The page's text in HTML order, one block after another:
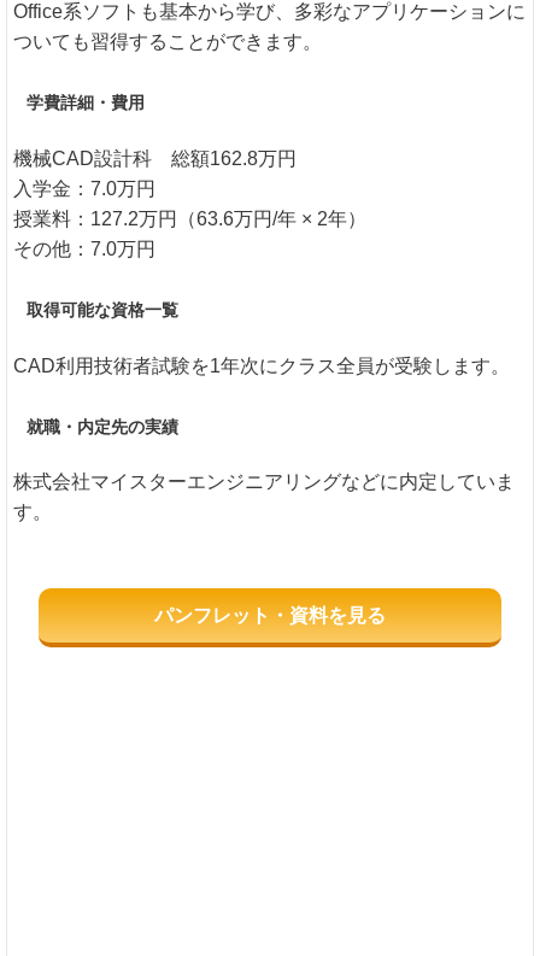
Office系ソフトも基本から学び、多彩なアプリケーションに
ついても習得することができます。
学費詳細・費用
機械CAD設計科 総額162.8万円
入学金：7.0万円
授業料：127.2万円（63.6万円/年 × 2年）
その他：7.0万円
取得可能な資格一覧
CAD利用技術者試験を1年次にクラス全員が受験します。
就職・内定先の実績
株式会社マイスターエンジニアリングなどに内定していま
す。
パンフレット・資料を見る